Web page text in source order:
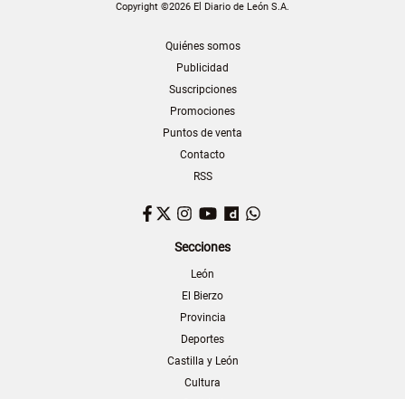
Copyright ©2026 El Diario de León S.A.
Quiénes somos
Publicidad
Suscripciones
Promociones
Puntos de venta
Contacto
RSS
Facebook
TwitterInstagram
YouTubeDailymotion
Secciones
León
El Bierzo
Provincia
Deportes
Castilla y León
Cultura